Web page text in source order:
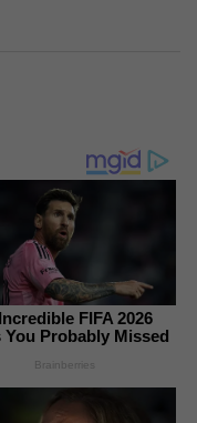
FIFA 2026
You Probably Missed
Brainberries